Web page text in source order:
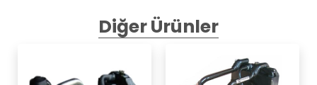
Diğer Ürünler